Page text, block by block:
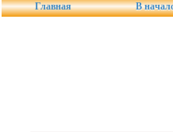
Главная В